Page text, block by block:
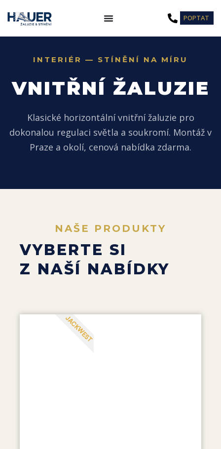
na
POPTAT
INTERIÉR — STÍNĚNÍ NA MÍRU
VNITŘNÍ ŽALUZIE
Klasické horizontální vnitřní žaluzie pro
dokonalou regulaci světla a soukromí. Montáž v
Praze a okolí, cenová nabídka zdarma.
NAŠE PRODUKTY
VYBERTE SI
Z NAŠÍ NABÍDKY
JACKWEST